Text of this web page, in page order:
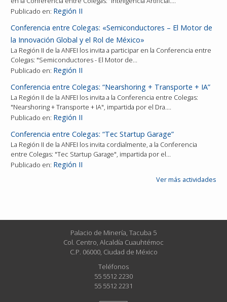
Publicado en: Región II
Conferencia entre Colegas: «Semiconductores – El Motor de
la Innovación Global y el Rol de México»
La Región II de la ANFEI los invita a participar en la Conferencia entre
Colegas: "Semiconductores - El Motor de…
Publicado en: Región II
Conferencia entre Colegas: “Nearshoring + Transporte + IA”
La Región II de la ANFEI los invita a la Conferencia entre Colegas:
"Nearshoring + Transporte + IA", impartida por el Dra.…
Publicado en: Región II
Conferencia entre Colegas: “Tec Startup Garage”
La Región II de la ANFEI los invita cordialmente, a la Conferencia
entre Colegas: "Tec Startup Garage", impartida por el…
Publicado en: Región II
Ver más actividades
Palacio de Minería, Tacuba 5
Col. Centro, Alcaldía Cuauhtémoc
C.P. 06000, Ciudad de México
Teléfonos
55 5512 2230
55 5512 2231